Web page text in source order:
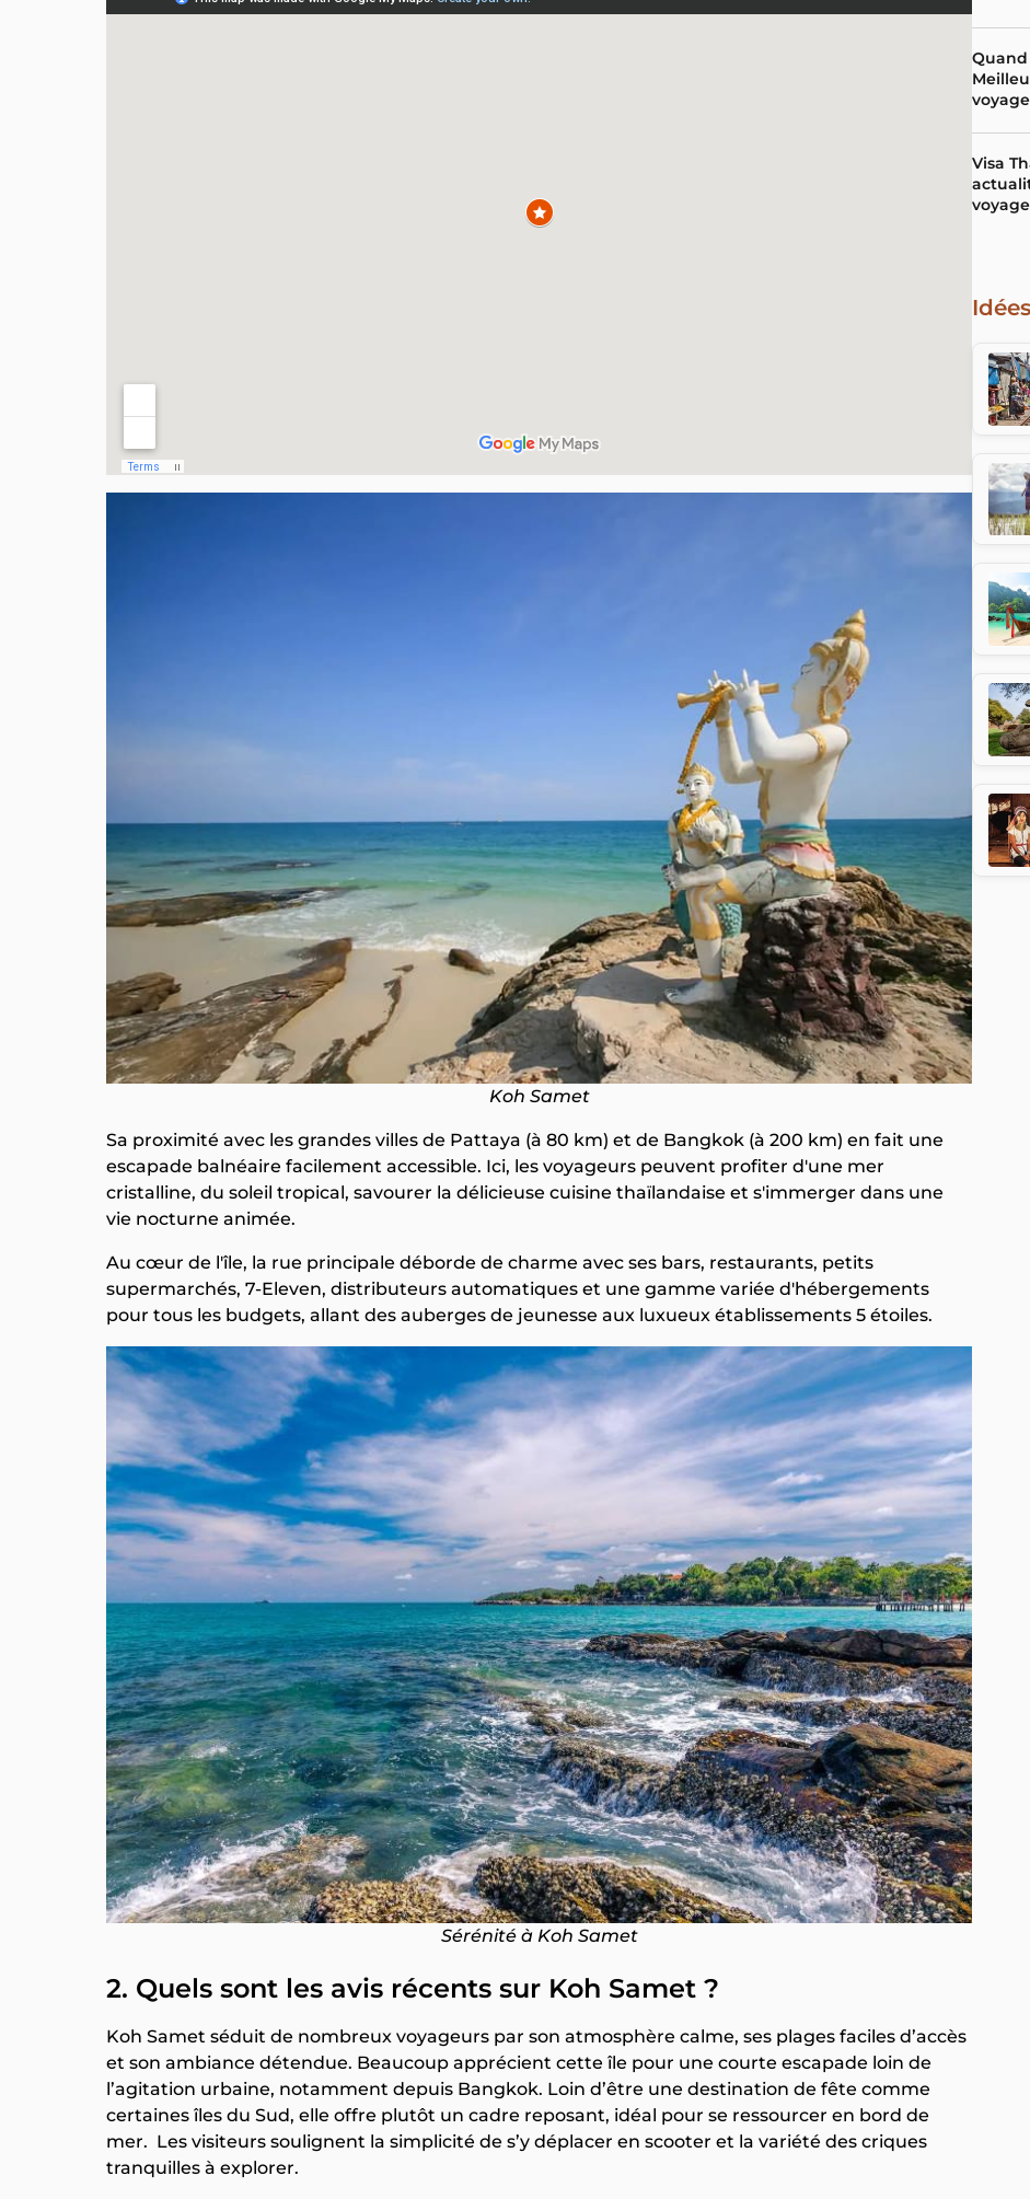
Koh Samet
Sa proximité avec les grandes villes de Pattaya (à 80 km) et de Bangkok (à 200 km) en fait une
escapade balnéaire facilement accessible. Ici, les voyageurs peuvent profiter d'une mer
cristalline, du soleil tropical, savourer la délicieuse cuisine thaïlandaise et s'immerger dans une
vie nocturne animée.
Au cœur de l'île, la rue principale déborde de charme avec ses bars, restaurants, petits
supermarchés, 7-Eleven, distributeurs automatiques et une gamme variée d'hébergements
pour tous les budgets, allant des auberges de jeunesse aux luxueux établissements 5 étoiles.
Sérénité à Koh Samet
2. Quels sont les avis récents sur Koh Samet ?
Koh Samet séduit de nombreux voyageurs par son atmosphère calme, ses plages faciles d’accès
et son ambiance détendue. Beaucoup apprécient cette île pour une courte escapade loin de
l’agitation urbaine, notamment depuis Bangkok. Loin d’être une destination de fête comme
certaines îles du Sud, elle offre plutôt un cadre reposant, idéal pour se ressourcer en bord de
mer. Les visiteurs soulignent la simplicité de s’y déplacer en scooter et la variété des criques
tranquilles à explorer.
Visa